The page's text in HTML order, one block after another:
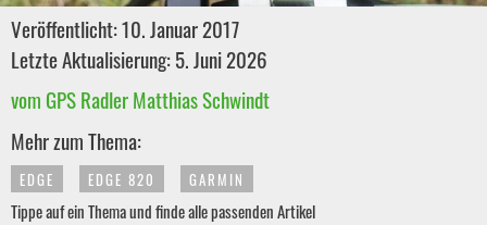
Veröffentlicht: 10. Januar 2017
Letzte Aktualisierung: 5. Juni 2026
vom GPS Radler Matthias Schwindt
Mehr zum Thema:
EDGE EDGE 820 GARMIN
Tippe auf ein Thema und finde alle passenden Artikel